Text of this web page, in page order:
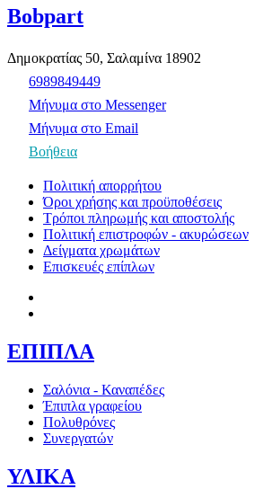
Bobpart
Δημοκρατίας 50, Σαλαμίνα 18902
6989849449
Μήνυμα στο Messenger
Μήνυμα στο Email
Βοήθεια
Πολιτική απορρήτου
Όροι χρήσης και προϋποθέσεις
Τρόποι πληρωμής και αποστολής
Πολιτική επιστροφών - ακυρώσεων
Δείγματα χρωμάτων
Επισκευές επίπλων
ΕΠΙΠΛΑ
Σαλόνια - Καναπέδες
Έπιπλα γραφείου
Πολυθρόνες
Συνεργατών
ΥΛΙΚΑ